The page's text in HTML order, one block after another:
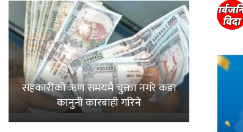
सहकारीको ऋण समयमै चुक्ता नगरे कडा
कानुनी कारबाही गरिने